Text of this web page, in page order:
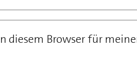
diesem Browser für